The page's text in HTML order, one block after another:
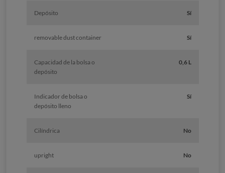
Depósito Sí
removable dust container Sí
Capacidad de la bolsa o
depósito
0,6 L
Indicador de bolsa o
depósito lleno
Sí
Cilíndrica No
upright No